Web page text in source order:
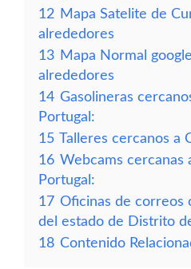
12 Mapa Satelite de
alrededores
13 Mapa Normal
alrededores
14 Gasolineras
Portugal:
15 Talleres cercanos a
16 Webcams cercanas
Portugal:
17 Oficinas de correos
del estado de Distrito
18 Contenido